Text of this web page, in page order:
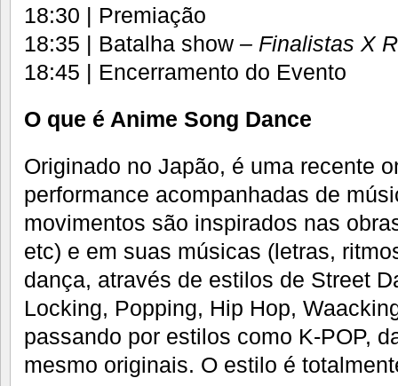
18:30 | Premiação
18:35 | Batalha show – Finalistas X
18:45 | Encerramento do Evento
O que é Anime Song Dance
Originado no Japão, é uma recente
performance acompanhadas de
movimentos são inspirados nas
etc) e em suas músicas (letras,
dança, através de estilos de Street
Locking, Popping, Hip Hop,
passando por estilos como K-POP,
mesmo originais. O estilo é